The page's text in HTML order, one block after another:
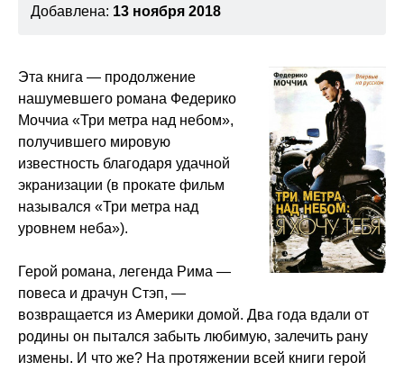
Добавлена: 13 ноября 2018
Эта книга — продолжение
нашумевшего романа Федерико
Моччиа «Три метра над небом»,
получившего мировую
известность благодаря удачной
экранизации (в прокате фильм
назывался «Три метра над
уровнем неба»).
Герой романа, легенда Рима —
повеса и драчун Стэп, —
возвращается из Америки домой. Два года вдали от
родины он пытался забыть любимую, залечить рану
измены. И что же? На протяжении всей книги герой